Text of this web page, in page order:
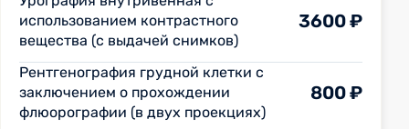
использованием контрастного
вещества (с выдачей снимков)
3600 ₽
Рентгенография грудной клетки с
заключением о прохождении
флюорографии (в двух проекциях)
800 ₽